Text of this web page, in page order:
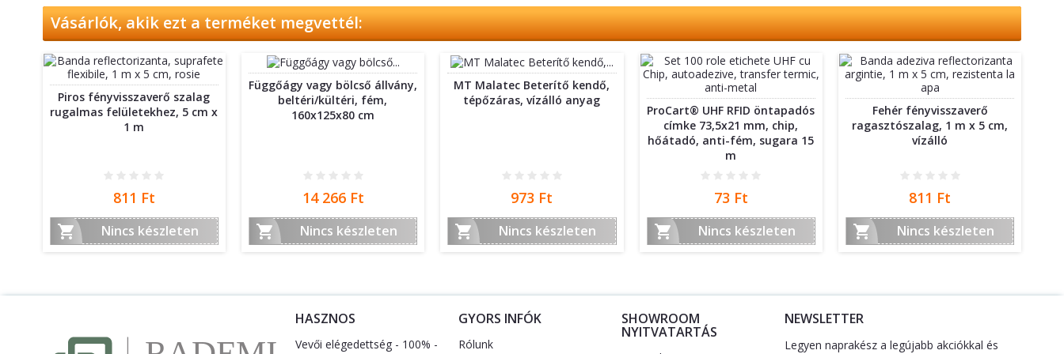
Vásárlók, akik ezt a terméket megvettél:
Piros fényvisszaverő szalag
rugalmas felületekhez, 5 cm x
1 m
Ár
811 Ft

Nincs készleten
Függőágy vagy bölcső állvány,
beltéri/kültéri, fém,
160x125x80 cm
Ár
14 266 Ft

Nincs készleten
MT Malatec Beterítő kendő,
tépőzáras, vízálló anyag
Ár
973 Ft

Nincs készleten
ProCart® UHF RFID öntapadós
címke 73,5x21 mm, chip,
hőátadó, anti-fém, sugara 15
m
Ár
73 Ft

Nincs készleten
Fehér fényvisszaverő
ragasztószalag, 1 m x 5 cm,
vízálló
Ár
811 Ft

Nincs készleten
HASZNOS
Vevői elégedettség - 100% -
GYORS INFÓK
Rólunk
SHOWROOM
NYITVATARTÁS
NEWSLETTER
Legyen naprakész a legújabb akciókkal és